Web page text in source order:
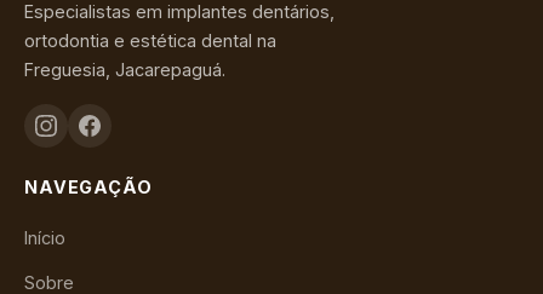
Especialistas em implantes dentários,
ortodontia e estética dental na
Freguesia, Jacarepaguá.
NAVEGAÇÃO
Início
Sobre